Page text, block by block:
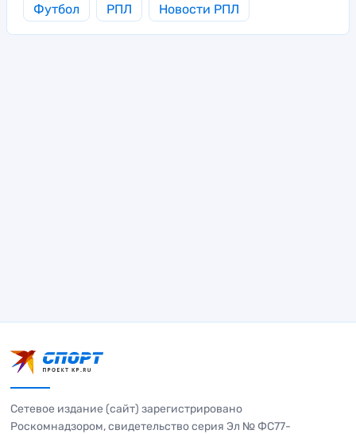
Футбол РПЛ Новости РПЛ
Сетевое издание (сайт) зарегистрировано
Роскомнадзором, свидетельство серия Эл № ФС77-